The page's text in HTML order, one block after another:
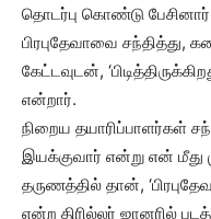
தொடர்பு கொண்டு
பிரபுதேவாவை
கேட்டவுடன்,
என்றார்.
நிறைய தயாரிப்பாளர்கள்
இயக்குவார் என்று என் மீது
தருணத்தில் தான்,
என்ற திரில்லர் ஜானரில்